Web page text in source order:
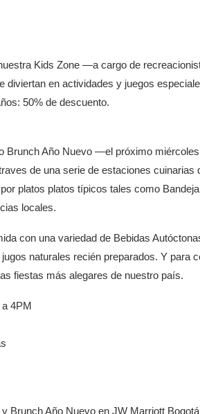
Kids Zone —a cargo de
diviertan en actividades y juegos
50% de descuento.
Brunch Año Nuevo —el próximo
de una serie de estaciones cuinarias
platos platos típicos tales como
locales.
con una variedad de Bebidas
naturales recién preparados. Y para
fiestas más alegares de nuestro país.
4PM
Brunch Año Nuevo en JW Marriott